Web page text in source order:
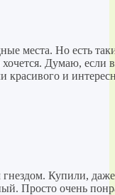
места. Но есть
Думаю, если
красивого и
Купили, даже
Просто очень